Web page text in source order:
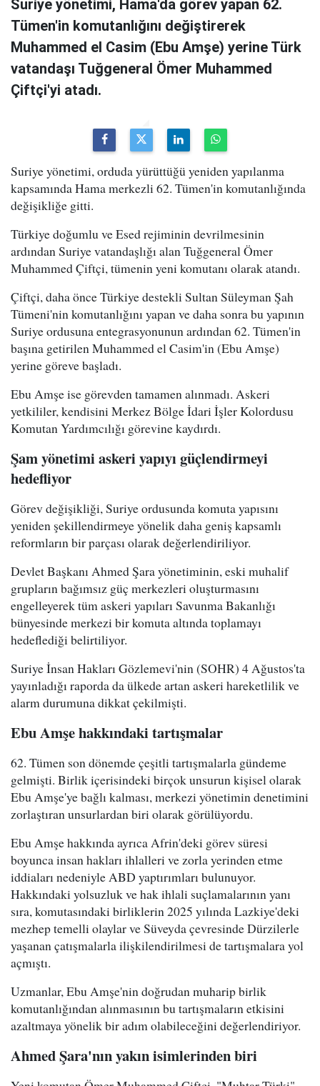
Suriye yönetimi, Hama'da görev yapan 62.
Tümen'in komutanlığını değiştirerek
Muhammed el Casim (Ebu Amşe) yerine Türk
vatandaşı Tuğgeneral Ömer Muhammed
Çiftçi'yi atadı.
Suriye yönetimi, orduda yürüttüğü yeniden yapılanma
kapsamında Hama merkezli 62. Tümen'in komutanlığında
değişikliğe gitti.
Türkiye doğumlu ve Esed rejiminin devrilmesinin
ardından Suriye vatandaşlığı alan Tuğgeneral Ömer
Muhammed Çiftçi, tümenin yeni komutanı olarak atandı.
Çiftçi, daha önce Türkiye destekli Sultan Süleyman Şah
Tümeni'nin komutanlığını yapan ve daha sonra bu yapının
Suriye ordusuna entegrasyonunun ardından 62. Tümen'in
başına getirilen Muhammed el Casim'in (Ebu Amşe)
yerine göreve başladı.
Ebu Amşe ise görevden tamamen alınmadı. Askeri
yetkililer, kendisini Merkez Bölge İdari İşler Kolordusu
Komutan Yardımcılığı görevine kaydırdı.
Şam yönetimi askeri yapıyı güçlendirmeyi
hedefliyor
Görev değişikliği, Suriye ordusunda komuta yapısını
yeniden şekillendirmeye yönelik daha geniş kapsamlı
reformların bir parçası olarak değerlendiriliyor.
Devlet Başkanı Ahmed Şara yönetiminin, eski muhalif
grupların bağımsız güç merkezleri oluşturmasını
engelleyerek tüm askeri yapıları Savunma Bakanlığı
bünyesinde merkezi bir komuta altında toplamayı
hedeflediği belirtiliyor.
Suriye İnsan Hakları Gözlemevi'nin (SOHR) 4 Ağustos'ta
yayınladığı raporda da ülkede artan askeri hareketlilik ve
alarm durumuna dikkat çekilmişti.
Ebu Amşe hakkındaki tartışmalar
62. Tümen son dönemde çeşitli tartışmalarla gündeme
gelmişti. Birlik içerisindeki birçok unsurun kişisel olarak
Ebu Amşe'ye bağlı kalması, merkezi yönetimin denetimini
zorlaştıran unsurlardan biri olarak görülüyordu.
Ebu Amşe hakkında ayrıca Afrin'deki görev süresi
boyunca insan hakları ihlalleri ve zorla yerinden etme
iddiaları nedeniyle ABD yaptırımları bulunuyor.
Hakkındaki yolsuzluk ve hak ihlali suçlamalarının yanı
sıra, komutasındaki birliklerin 2025 yılında Lazkiye'deki
mezhep temelli olaylar ve Süveyda çevresinde Dürzilerle
yaşanan çatışmalarla ilişkilendirilmesi de tartışmalara yol
açmıştı.
Uzmanlar, Ebu Amşe'nin doğrudan muharip birlik
komutanlığından alınmasının bu tartışmaların etkisini
azaltmaya yönelik bir adım olabileceğini değerlendiriyor.
Ahmed Şara'nın yakın isimlerinden biri